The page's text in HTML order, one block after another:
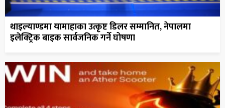
थाइल्याण्डमा यामाहाका उत्कृष्ट डिलर सम्मानित, नेपालमा
इलेक्ट्रिक बाइक सार्वजनिक गर्ने घोषणा